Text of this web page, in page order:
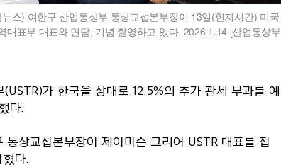
스) 여한구 산업통상부 통상교섭본부장이 13일(현지시간) 미국
표부 대표와 면담, 기념 촬영하고 있다. 2026.1.14 [산업통상부
가 한국을 상대로 12.5%의 추가 관세 부과를 예
다.
상교섭본부장이 제이미슨 그리어 USTR 대표를 접
다.